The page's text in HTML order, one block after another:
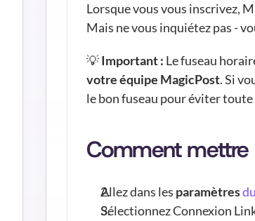
Lorsque vous vous inscrivez,
Mais ne vous inquiétez pas -
💡 Important : Le fuseau
votre équipe MagicPost. Si
le bon fuseau pour éviter
Comment mettre
Allez dans les paramètres
Sélectionnez Connexion